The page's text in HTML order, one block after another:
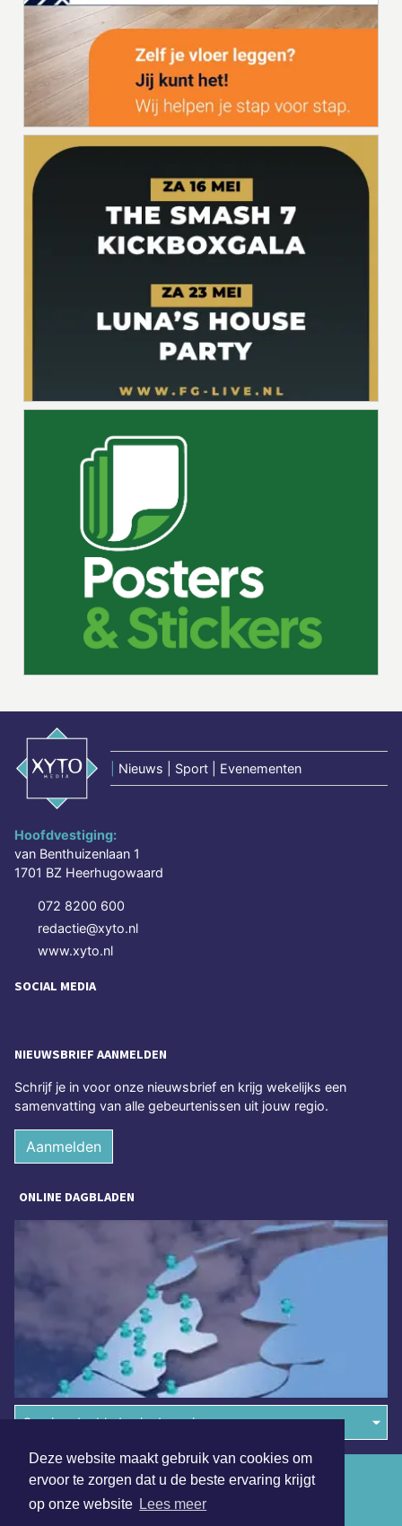
Deze website maakt gebruik van cookies om
ervoor te zorgen dat u de beste ervaring krijgt
op onze website Lees meer
Nieuws | Sport | Evenementen
Hoofdvestiging:
van Benthuizenlaan 1
1701 BZ Heerhugowaard
072 8200 600
redactie@xyto.nl
www.xyto.nl
SOCIAL MEDIA
NIEUWSBRIEF AANMELDEN
Schrijf je in voor onze nieuwsbrief en krijg wekelijks een
samenvatting van alle gebeurtenissen uit jouw regio.
Aanmelden
ONLINE DAGBLADEN
Overige dagbladen in de regio
Algemene voorwaarden
Disclaimer